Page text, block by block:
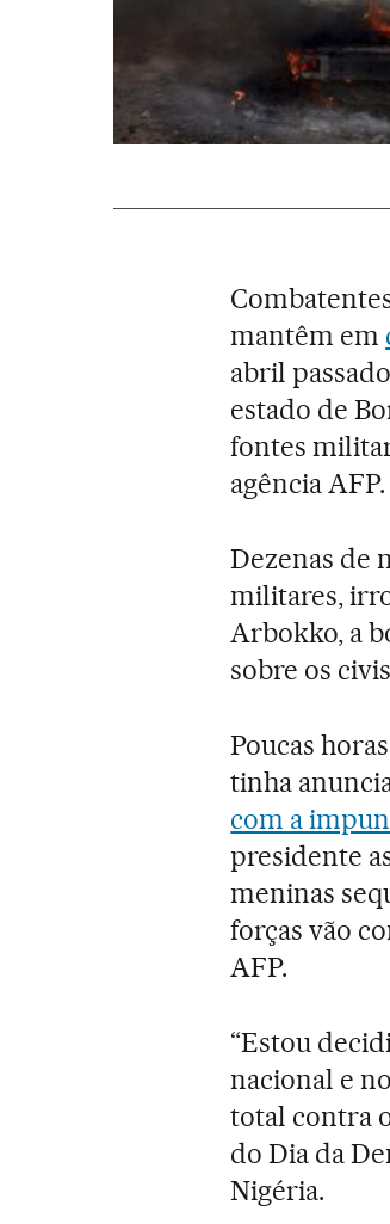
mantêm em
abril
estado de
fontes
agência AFP.
Dezenas de
militares,
Arbokko, a
sobre os
Poucas
tinha
com a
presidente
meninas
forças vão
AFP.
“Estou
nacional e
total contra
do Dia da
Nigéria.